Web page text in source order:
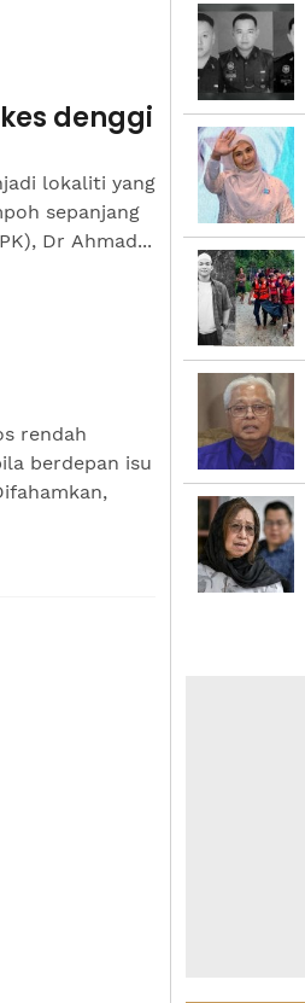
denggi
lokaliti yang
sepanjang
Dr Ahmad...
rendah
berdepan isu